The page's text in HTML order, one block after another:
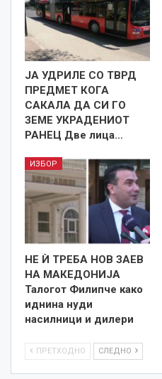
ЈА УДРИЛЕ СО ТВРД
ПРЕДМЕТ КОГА
САКАЛА ДА СИ ГО
ЗЕМЕ УКРАДЕНИОТ
РАНЕЦ Две лица…
ИЗБОР
НЕ Ѝ ТРЕБА НОВ ЗАЕВ
НА МАКЕДОНИЈА
Талогот Филипче како
иднина нуди
насилници и дилери
ПРЕТХОДНО СЛЕДНО